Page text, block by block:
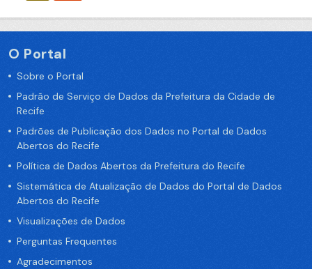
O Portal
Sobre o Portal
Padrão de Serviço de Dados da Prefeitura da Cidade de
Recife
Padrões de Publicação dos Dados no Portal de Dados
Abertos do Recife
Política de Dados Abertos da Prefeitura do Recife
Sistemática de Atualização de Dados do Portal de Dados
Abertos do Recife
Visualizações de Dados
Perguntas Frequentes
Agradecimentos